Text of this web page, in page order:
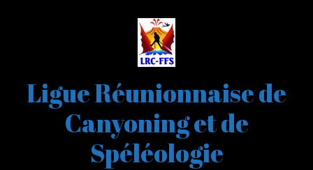
Ligue Réunionnaise de
Canyoning et de
Spéléologie